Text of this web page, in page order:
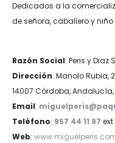
Dedicados a la
de señora, caballero y niño
Razón Social: Peris y Diaz
Dirección: Manolo Rubia, 2
14007 Córdoba,
Email:
Teléfono: 957 44 11 97 ext
Web: